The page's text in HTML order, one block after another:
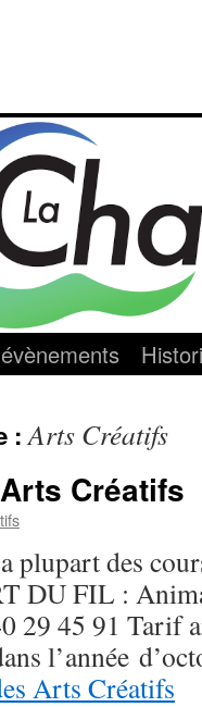
:Arts Créatifs
Créatifs
plupart des
DU FIL :
29 45 91 Tarif
l’année
Arts Créatifs